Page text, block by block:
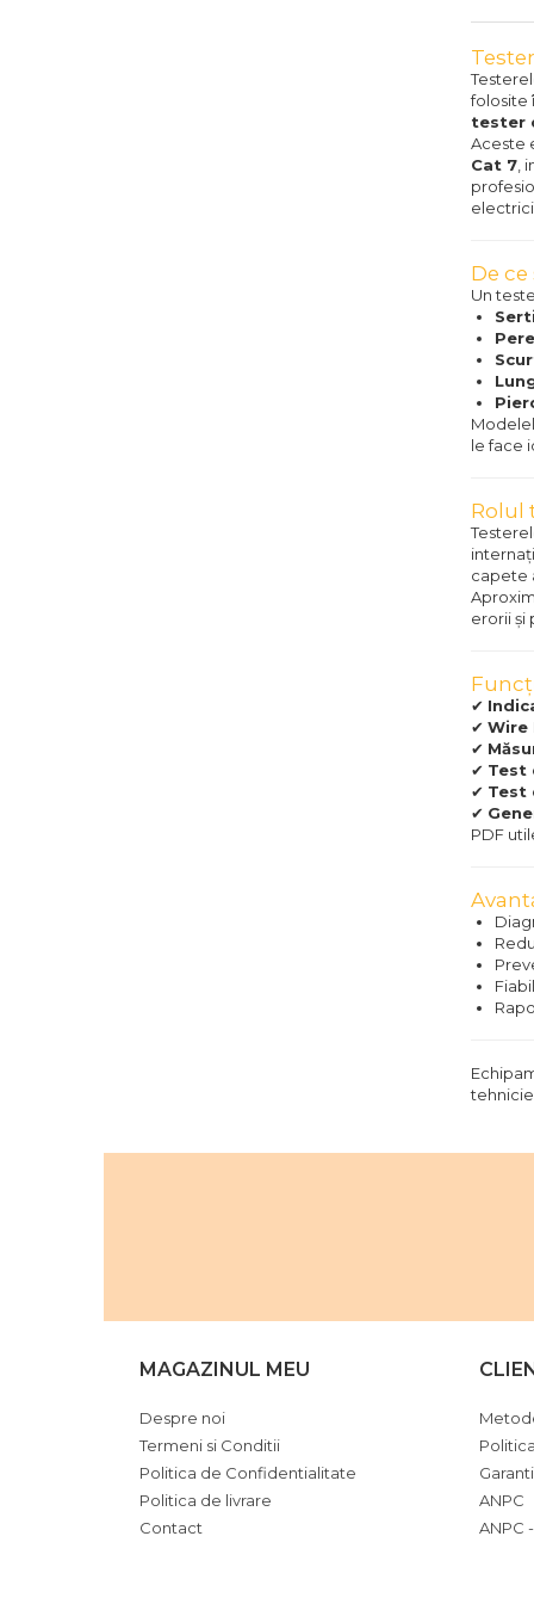
folosite
tester
Aceste
Cat 7,
De
Un
le face
Rolul
capete
erorii și
✔
✔ Wire
✔
✔ Test
✔ Test
✔
PDF
MAGAZINUL MEU
Despre noi
Termeni si Conditii
Politica de Confidentialitate
Politica de livrare
Contact
ANPC
ANPC -